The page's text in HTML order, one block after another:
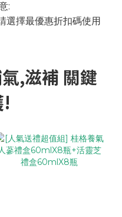
:
選擇最優惠折扣碼使用
氣,滋補 關鍵